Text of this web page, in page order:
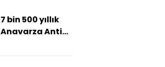
7 bin 500 yıllık
Anavarza Antik
bulundu!